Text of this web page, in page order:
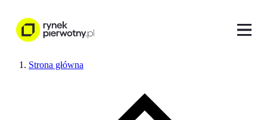
Strona główna